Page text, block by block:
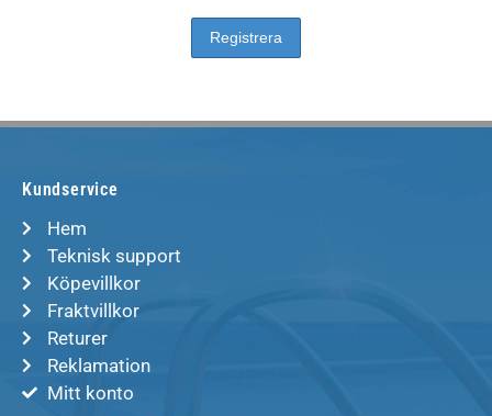
Kundservice
Hem
Teknisk support
Köpevillkor
Fraktvillkor
Returer
Reklamation
Mitt konto